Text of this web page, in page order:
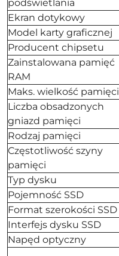
podświetlania
Ekran dotykowy
Model karty graficznej
Producent chipsetu
Zainstalowana pamięć
RAM
Maks. wielkość pamięci
Liczba obsadzonych
gniazd pamięci
Rodzaj pamięci
Częstotliwość szyny
pamięci
Typ dysku
Pojemność SSD
Format szerokości SSD
Interfejs dysku SSD
Napęd optyczny